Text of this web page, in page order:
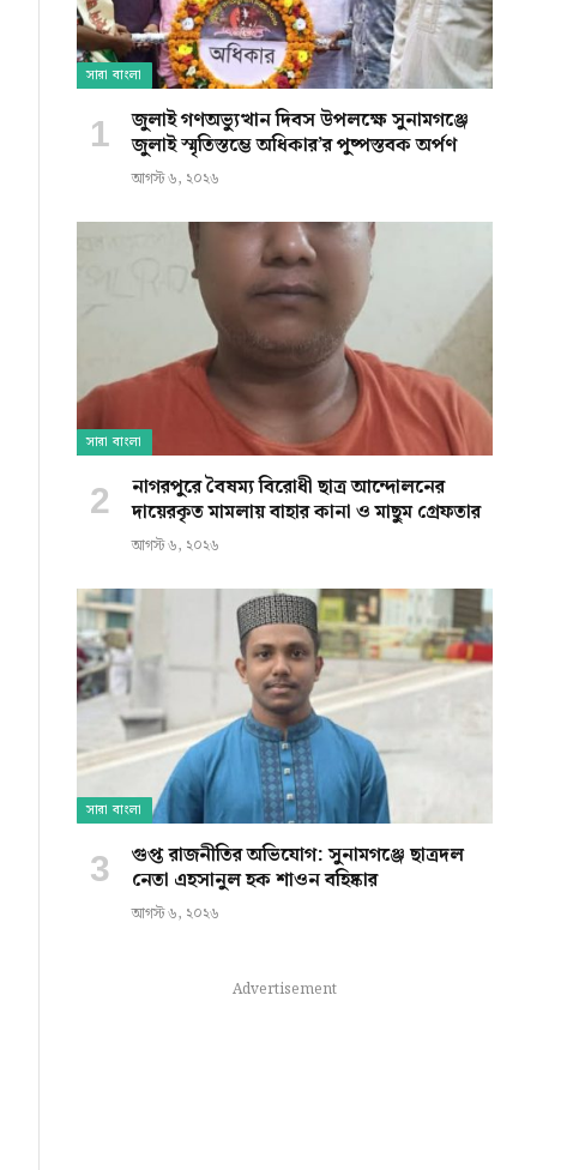
সারা বাংলা
জুলাই গণঅভ্যুত্থান দিবস উপলক্ষে সুনামগঞ্জে
জুলাই স্মৃতিস্তম্ভে অধিকার’র পুষ্পস্তবক অর্পণ
আগস্ট ৬, ২০২৬
সারা বাংলা
নাগরপুরে বৈষম্য বিরোধী ছাত্র আন্দোলনের
দায়েরকৃত মামলায় বাহার কানা ও মাছুম গ্রেফতার
আগস্ট ৬, ২০২৬
সারা বাংলা
গুপ্ত রাজনীতির অভিযোগ: সুনামগঞ্জে ছাত্রদল
নেতা এহসানুল হক শাওন বহিষ্কার
আগস্ট ৬, ২০২৬
Advertisement